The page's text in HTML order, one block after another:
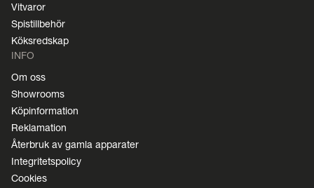
Vitvaror
Spistillbehör
Köksredskap
INFO
Om oss
Showrooms
Köpinformation
Reklamation
Återbruk av gamla apparater
Integritetspolicy
Cookies